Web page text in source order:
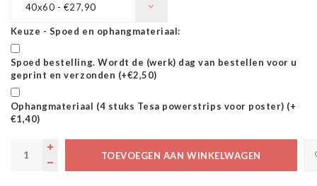
40x60 - €27,90
Keuze - Spoed en ophangmateriaal:
Spoed bestelling. Wordt de (werk) dag van bestellen voor u
geprint en verzonden (+€2,50)
Ophangmateriaal (4 stuks Tesa powerstrips voor poster) (+
€1,40)
TOEVOEGEN AAN WINKELWAGEN